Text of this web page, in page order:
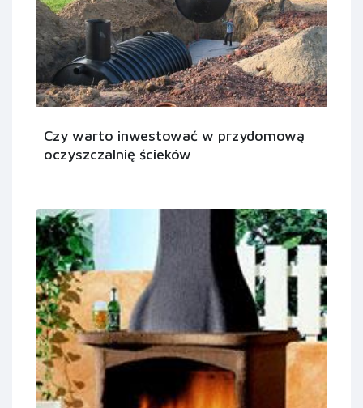
Czy warto inwestować w przydomową
oczyszczalnię ścieków